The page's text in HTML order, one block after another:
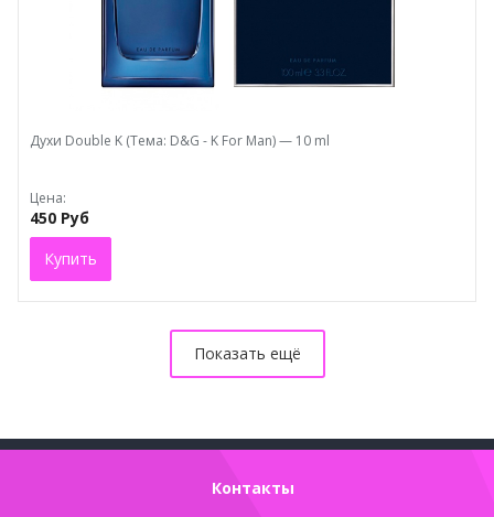
Духи Double K (Тема: D&G - K For Man) — 10 ml
Цена:
450 Руб
Купить
Показать ещё
Контакты